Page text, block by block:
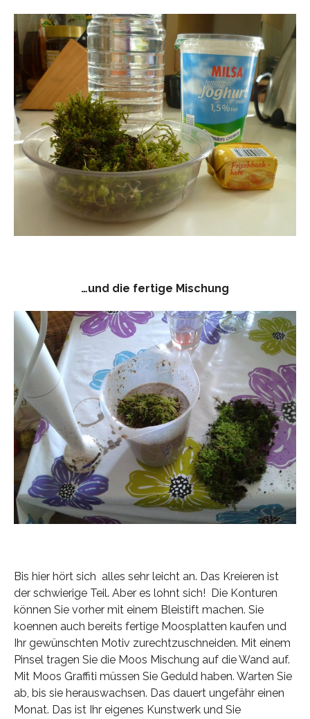
…und die fertige Mischung
Bis hier hört sich alles sehr leicht an. Das Kreieren ist
der schwierige Teil. Aber es lohnt sich! Die Konturen
können Sie vorher mit einem Bleistift machen. Sie
koennen auch bereits fertige Moosplatten kaufen und
Ihr gewünschten Motiv zurechtzuschneiden. Mit einem
Pinsel tragen Sie die Moos Mischung auf die Wand auf.
Mit Moos Graffiti müssen Sie Geduld haben. Warten Sie
ab, bis sie herauswachsen. Das dauert ungefähr einen
Monat. Das ist Ihr eigenes Kunstwerk und Sie